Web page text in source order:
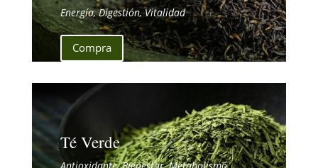
Energía, Digestión, Vitalidad
Compra
Té Verde
Antioxidante, Bienestar, Metabolismo